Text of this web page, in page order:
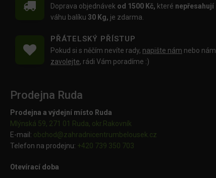
Doprava objednávek od 1500 Kč, které nepřesahují
váhu balíku30 Kg, je zdarma.
PŘÁTELSKÝ PŘÍSTUP
Pokud si s něčím nevíte rady, napište nám nebo nám
zavolejte, rádi Vám poradíme :)
Prodejna Ruda
Prodejna a výdejní místo Ruda
Mlýnská 59, 271 01 Ruda, okr.Rakovník
E-mail: obchod@zahradnicentrumbelousek.cz
Telefon na prodejnu: +420 739 350 703
Otevírací doba